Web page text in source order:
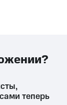
теперь